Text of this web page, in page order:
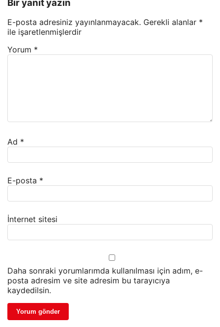
Bir yanıt yazın
E-posta adresiniz yayınlanmayacak. Gerekli alanlar *
ile işaretlenmişlerdir
Yorum *
Ad *
E-posta *
İnternet sitesi
Daha sonraki yorumlarımda kullanılması için adım, e-
posta adresim ve site adresim bu tarayıcıya
kaydedilsin.